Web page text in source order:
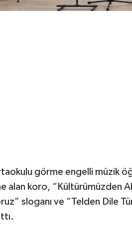
görme engelli müzik
alan koro, “Kültürümüzden
sloganı ve “Telden Dile